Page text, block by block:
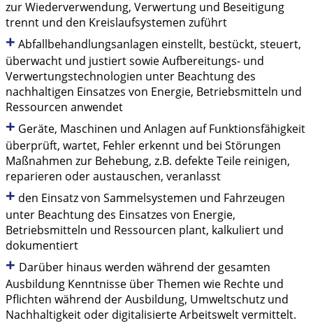
zur Wiederverwendung, Verwertung und Beseitigung
trennt und den Kreislaufsystemen zuführt
+ Abfallbehandlungsanlagen einstellt, bestückt, steuert,
überwacht und justiert sowie Aufbereitungs- und
Verwertungstechnologien unter Beachtung des
nachhaltigen Einsatzes von Energie, Betriebsmitteln und
Ressourcen anwendet
+ Geräte, Maschinen und Anlagen auf Funktionsfähigkeit
überprüft, wartet, Fehler erkennt und bei Störungen
Maßnahmen zur Behebung, z.B. defekte Teile reinigen,
reparieren oder austauschen, veranlasst
+ den Einsatz von Sammelsystemen und Fahrzeugen
unter Beachtung des Einsatzes von Energie,
Betriebsmitteln und Ressourcen plant, kalkuliert und
dokumentiert
+ Darüber hinaus werden während der gesamten
Ausbildung Kenntnisse über Themen wie Rechte und
Pflichten während der Ausbildung, Umweltschutz und
Nachhaltigkeit oder digitalisierte Arbeitswelt vermittelt.